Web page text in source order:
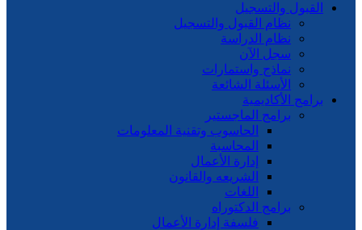
القبول والتسجيل
نظام القبول والتسجيل
نظام الدراسة
سجل الآن
نماذج واستمارات
الأسئلة الشائعة
برامج الأكاديمية
برامج الماجستير
الحاسوب وتقنية المعلومات
المحاسبة
إدارة الأعمال
الشريعه والقانون
اللغات
برامج الدكتوراه
فلسفة إدارة الأعمال